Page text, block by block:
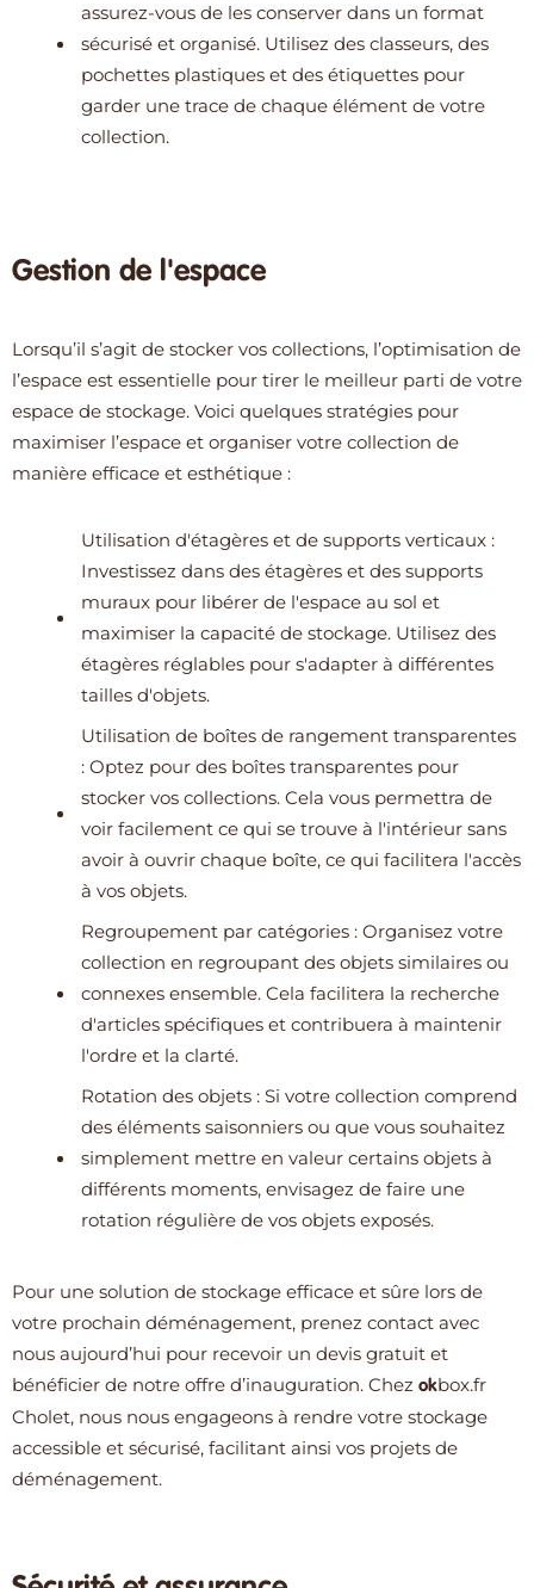
assurez-vous de les conserver dans un format
sécurisé et organisé. Utilisez des classeurs, des
pochettes plastiques et des étiquettes pour
garder une trace de chaque élément de votre
collection.
Gestion de l'espace
Lorsqu’il s’agit de stocker vos collections, l’optimisation de
l’espace est essentielle pour tirer le meilleur parti de votre
espace de stockage. Voici quelques stratégies pour
maximiser l’espace et organiser votre collection de
manière efficace et esthétique :
Utilisation d'étagères et de supports verticaux :
Investissez dans des étagères et des supports
muraux pour libérer de l'espace au sol et
maximiser la capacité de stockage. Utilisez des
étagères réglables pour s'adapter à différentes
tailles d'objets.
Utilisation de boîtes de rangement transparentes
: Optez pour des boîtes transparentes pour
stocker vos collections. Cela vous permettra de
voir facilement ce qui se trouve à l'intérieur sans
avoir à ouvrir chaque boîte, ce qui facilitera l'accès
à vos objets.
Regroupement par catégories : Organisez votre
collection en regroupant des objets similaires ou
connexes ensemble. Cela facilitera la recherche
d'articles spécifiques et contribuera à maintenir
l'ordre et la clarté.
Rotation des objets : Si votre collection comprend
des éléments saisonniers ou que vous souhaitez
simplement mettre en valeur certains objets à
différents moments, envisagez de faire une
rotation régulière de vos objets exposés.
Pour une solution de stockage efficace et sûre lors de
votre prochain déménagement, prenez contact avec
nous aujourd’hui pour recevoir un devis gratuit et
bénéficier de notre offre d’inauguration. Chez okbox.fr
Cholet, nous nous engageons à rendre votre stockage
accessible et sécurisé, facilitant ainsi vos projets de
déménagement.